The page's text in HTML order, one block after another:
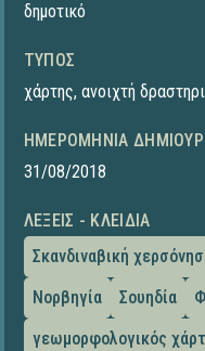
δημοτικό
ΤΎΠΟΣ
χάρτης, ανοιχτή
ΗΜΕΡΟΜΗΝΊΑ
31/08/2018
ΛΈΞΕΙΣ - ΚΛΕΙΔΙΆ
Σκανδιναβική
Νορβηγία
Σουηδία
γεωμορφολογικός